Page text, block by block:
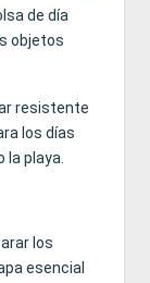
de día
objetos
resistente
los días
playa.
los
esencial